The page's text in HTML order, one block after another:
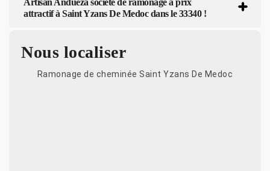
attractif à Saint Yzans De Medoc dans le 33340 !
Nous localiser
Ramonage de cheminée Saint Yzans De Medoc